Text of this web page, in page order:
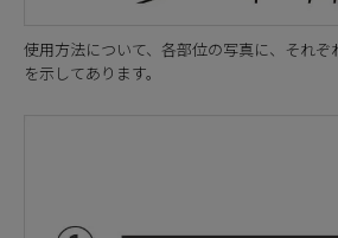
使用方法について、各部位の写真に、それぞ
を示してあります。